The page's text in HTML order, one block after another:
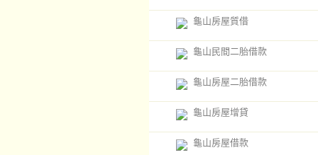
龜山房屋質借
龜山民間二胎借款
龜山房屋二胎借款
龜山房屋增貸
龜山房屋借款